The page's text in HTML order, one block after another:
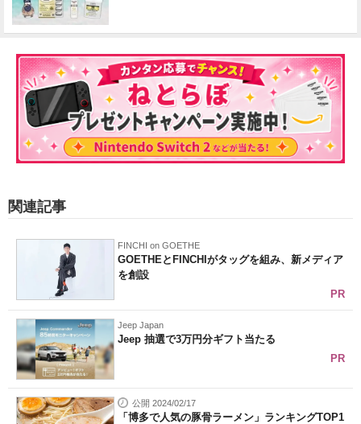
関連記事
FINCHI on GOETHE
GOETHEとFINCHIがタッグを組み、新メディア
を創設
PR
Jeep Japan
Jeep 抽選で3万円分ギフト当たる
PR
公開 2024/02/17
「博多で人気の豚骨ラーメン」ランキングTOP1